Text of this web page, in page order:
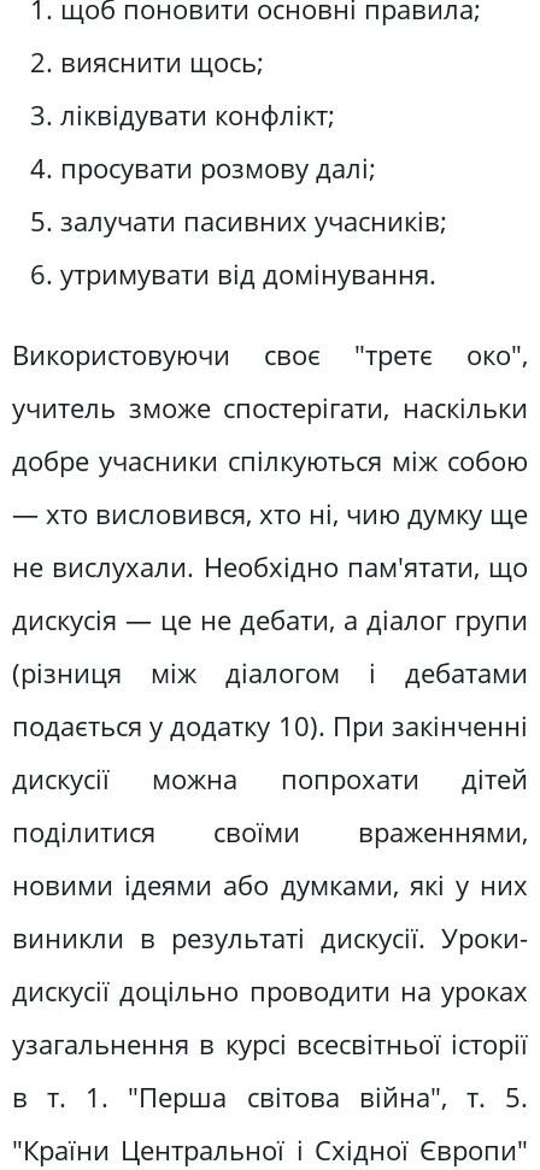
щоб поновити основні правила;
вияснити щось;
ліквідувати конфлікт;
просувати розмову далі;
залучати пасивних учасників;
утримувати від домінування.
Використовуючи своє "третє око",
учитель зможе спостерігати, наскільки
добре учасники спілкуються між собою
— хто висловився, хто ні, чию думку ще
не вислухали. Необхідно пам'ятати, що
дискусія — це не дебати, а діалог групи
(різниця між діалогом і дебатами
подається у додатку 10). При закінченні
дискусії можна попрохати дітей
поділитися своїми враженнями,
новими ідеями або думками, які у них
виникли в результаті дискусії. Уроки-
дискусії доцільно проводити на уроках
узагальнення в курсі всесвітньої історії
в т. 1. "Перша світова війна", т. 5.
"Країни Центральної і Східної Європи"